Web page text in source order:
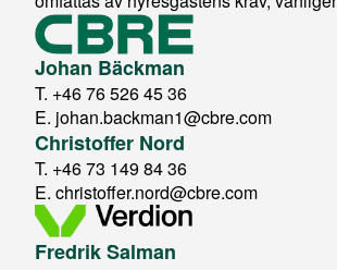
Johan Bäckman
T. +46 76 526 45 36
E. johan.backman1@cbre.com
Christoffer Nord
T. +46 73 149 84 36
E. christoffer.nord@cbre.com
Fredrik Salman